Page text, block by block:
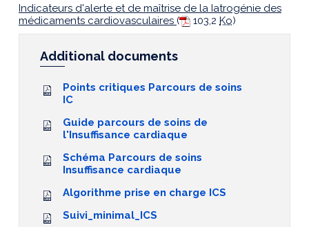
Indicateurs d'alerte et de maîtrise de la Iatrogénie des
médicaments cardiovasculaires ( 103,2 Ko)
Additional documents
Points critiques Parcours de soins
IC
Guide parcours de soins de
l'Insuffisance cardiaque
Schéma Parcours de soins
Insuffisance cardiaque
Algorithme prise en charge ICS
Suivi_minimal_ICS